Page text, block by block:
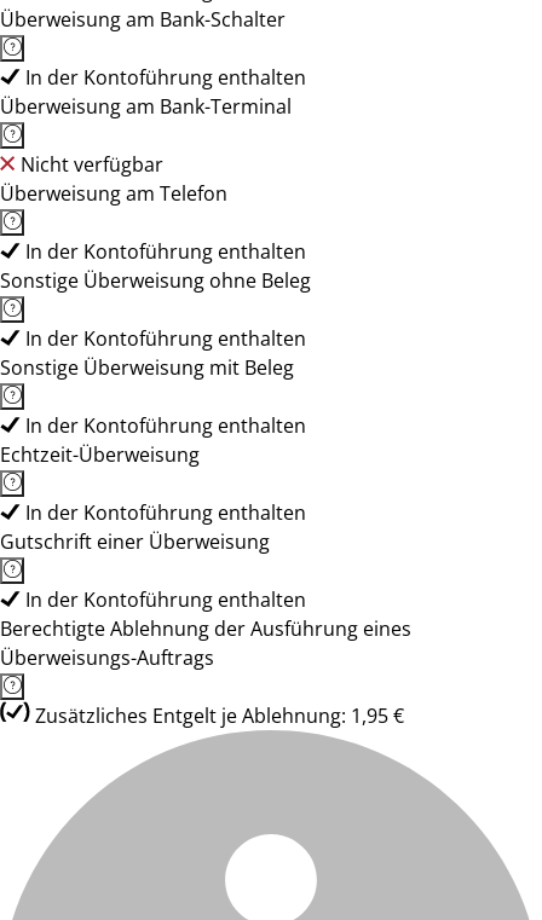
Überweisung am Bank-Schalter
In der Kontoführung enthalten
Überweisung am Bank-Terminal
Nicht verfügbar
Überweisung am Telefon
In der Kontoführung enthalten
Sonstige Überweisung ohne Beleg
In der Kontoführung enthalten
Sonstige Überweisung mit Beleg
In der Kontoführung enthalten
Echtzeit-Überweisung
In der Kontoführung enthalten
Gutschrift einer Überweisung
In der Kontoführung enthalten
Berechtigte Ablehnung der Ausführung eines
Überweisungs-Auftrags
Zusätzliches Entgelt je Ablehnung: 1,95 €